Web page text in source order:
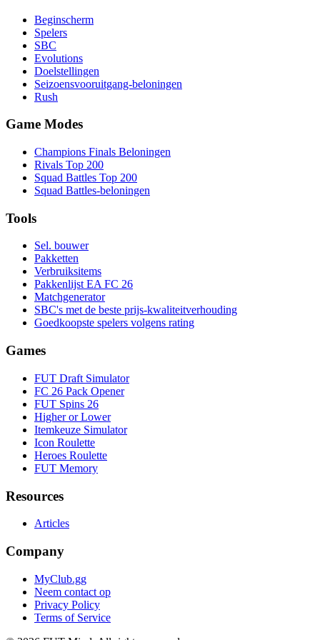
Beginscherm
Spelers
SBC
Evolutions
Doelstellingen
Seizoensvooruitgang-beloningen
Rush
Game Modes
Champions Finals Beloningen
Rivals Top 200
Squad Battles Top 200
Squad Battles-beloningen
Tools
Sel. bouwer
Pakketten
Verbruiksitems
Pakkenlijst EA FC 26
Matchgenerator
SBC's met de beste prijs-kwaliteitverhouding
Goedkoopste spelers volgens rating
Games
FUT Draft Simulator
FC 26 Pack Opener
FUT Spins 26
Higher or Lower
Itemkeuze Simulator
Icon Roulette
Heroes Roulette
FUT Memory
Resources
Articles
Company
MyClub.gg
Neem contact op
Privacy Policy
Terms of Service